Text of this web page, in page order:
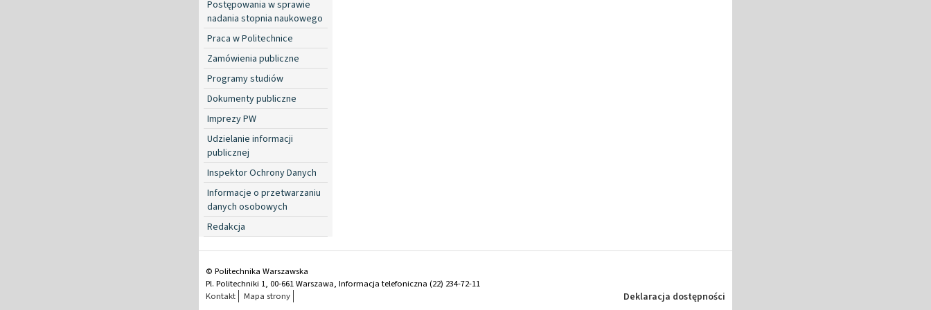
Postępowania w sprawie
nadania stopnia naukowego
Praca w Politechnice
Zamówienia publiczne
Programy studiów
Dokumenty publiczne
Imprezy PW
Udzielanie informacji
publicznej
Inspektor Ochrony Danych
Informacje o przetwarzaniu
danych osobowych
Redakcja
© Politechnika Warszawska
Pl. Politechniki 1, 00-661 Warszawa, Informacja telefoniczna (22) 234-72-11
Kontakt
Mapa strony Deklaracja dostępności